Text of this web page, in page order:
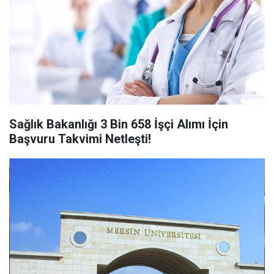
Sağlık Bakanlığı 3 Bin 658 İşçi Alımı İçin
Başvuru Takvimi Netleşti!